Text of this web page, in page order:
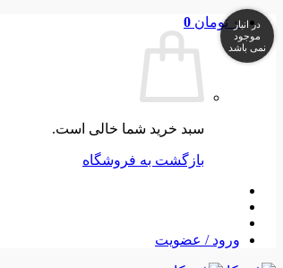
Skip
to
content
۰ تومان 0
سبد خرید شما خالی است.
بازگشت به فروشگاه
ورود / عضویت
در انبار
موجود
نمی باشد